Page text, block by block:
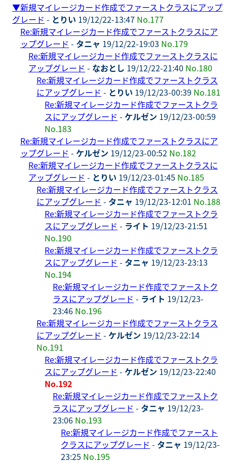
▼新規マイレージカード作成でファーストクラスにアップ
グレード - とりい 19/12/22-13:47 No.177
Re:新規マイレージカード作成でファーストクラスにア
ップグレード - タニャ 19/12/22-19:03 No.179
Re:新規マイレージカード作成でファーストクラスに
アップグレード - なおとし 19/12/22-21:40 No.180
Re:新規マイレージカード作成でファーストクラス
にアップグレード - とりい 19/12/23-00:39 No.181
Re:新規マイレージカード作成でファーストクラ
スにアップグレード - ケルゼン 19/12/23-00:59
No.183
Re:新規マイレージカード作成でファーストクラスにア
ップグレード - ケルゼン 19/12/23-00:52 No.182
Re:新規マイレージカード作成でファーストクラスに
アップグレード - とりい 19/12/23-01:45 No.185
Re:新規マイレージカード作成でファーストクラス
にアップグレード - タニャ 19/12/23-12:01 No.188
Re:新規マイレージカード作成でファーストクラ
スにアップグレード - ライト 19/12/23-21:51
No.190
Re:新規マイレージカード作成でファーストクラ
スにアップグレード - タニャ 19/12/23-23:13
No.194
Re:新規マイレージカード作成でファーストク
ラスにアップグレード - ライト 19/12/23-
23:46 No.196
Re:新規マイレージカード作成でファーストクラス
にアップグレード - ケルゼン 19/12/23-22:14
No.191
Re:新規マイレージカード作成でファーストクラ
スにアップグレード - ケルゼン 19/12/23-22:40
No.192
Re:新規マイレージカード作成でファーストク
ラスにアップグレード - タニャ 19/12/23-
23:06 No.193
Re:新規マイレージカード作成でファースト
クラスにアップグレード - タニャ 19/12/23-
23:25 No.195